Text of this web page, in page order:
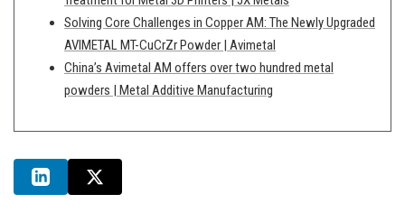
Solving Core Challenges in Copper AM: The Newly Upgraded
AVIMETAL MT-CuCrZr Powder | Avimetal
China’s Avimetal AM offers over two hundred metal
powders | Metal Additive Manufacturing